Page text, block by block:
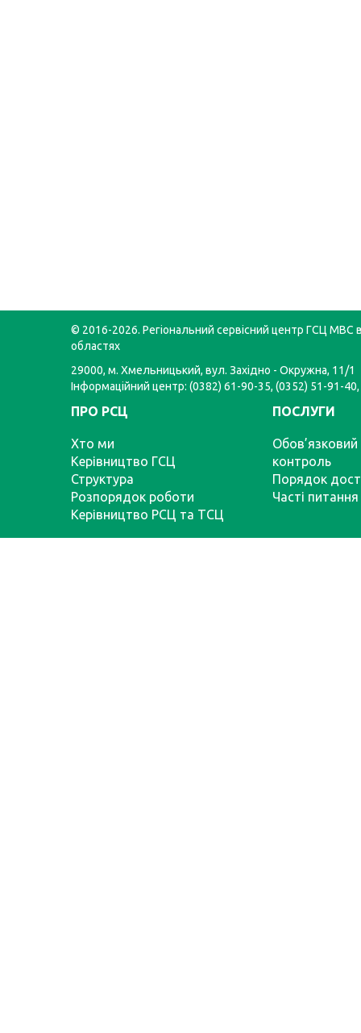
© 2016-2026. Регіональний сервісний центр ГСЦ МВС
областях
29000, м. Хмельницький, вул. Західно - Окружна, 11/1
Інформаційний центр: (0382) 61-90-35, (0352) 51-91-
ПРО РСЦ
Хто ми
Керівництво ГСЦ
Структура
Розпорядок роботи
Керівництво РСЦ та ТСЦ
ПОСЛУГИ
Обов’язковий
контроль
Порядок
Часті питання